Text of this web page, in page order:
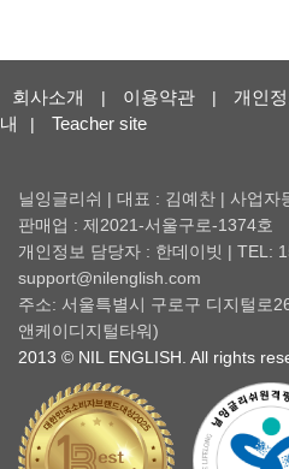
회사소개 | 이용약관 | 개인
내
| Teacher site
닐잉글리쉬 | 대표 : 김예찬 | 사업
판매업 : 제2021-서울구로-1374호
개인정보 담당자 : 한데이빗 | TEL:
support@nilenglish.com
주소: 서울특별시 구로구 디지털로
앤케이디지털타워)
2013 © NIL ENGLISH. All rights